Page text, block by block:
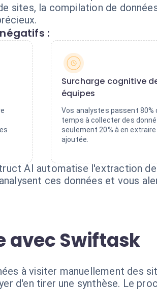
sites, la compilation de
:
Surcharge cognitive
équipes
Vos analystes passent 80%
temps à collecter des
seulement 20% à en
ajoutée.
AI automatise l'extraction
ces données et vous
avec Swiftask
à visiter manuellement des
d'en tirer une synthèse. Le